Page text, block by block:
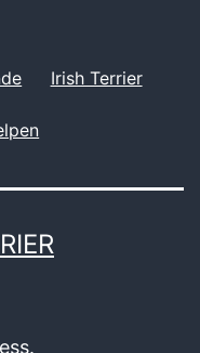
Irish Terrier
.